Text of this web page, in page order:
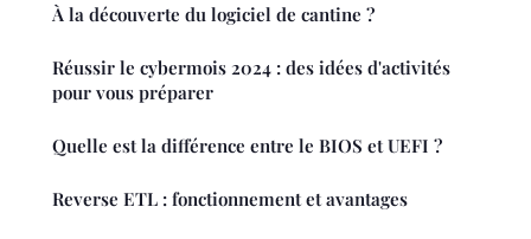
À la découverte du logiciel de cantine ?
Réussir le cybermois 2024 : des idées d'activités
pour vous préparer
Quelle est la différence entre le BIOS et UEFI ?
Reverse ETL : fonctionnement et avantages